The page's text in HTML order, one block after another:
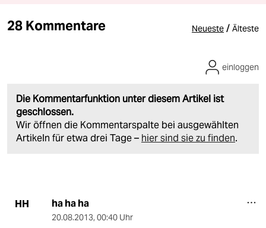
28 Kommentare Neueste / Älteste
Die Kommentarfunktion unter diesem Artikel ist
geschlossen.
Wir öffnen die Kommentarspalte bei ausgewählten
Artikeln für etwa drei Tage – hier sind sie zu finden.
einloggen
HH ha ha ha
20.08.2013, 00:40 Uhr